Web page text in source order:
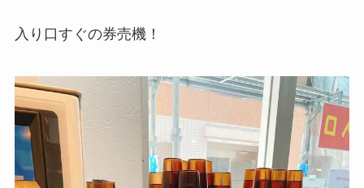
入り口すぐの券売機！